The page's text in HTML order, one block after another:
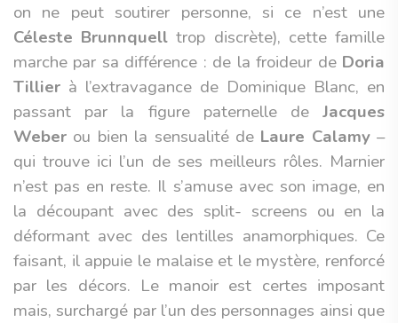
on ne peut soutirer personne, si ce n’est une
Céleste Brunnquell trop discrète), cette famille
marche par sa différence : de la froideur de Doria
Tillier à l’extravagance de Dominique Blanc, en
passant par la figure paternelle de Jacques
Weber ou bien la sensualité de Laure Calamy–
qui trouve ici l’un de ses meilleurs rôles. Marnier
n’est pas en reste. Il s’amuse avec son image, en
la découpant avec des split- screens ou en la
déformant avec des lentilles anamorphiques. Ce
faisant, il appuie le malaise et le mystère, renforcé
par les décors. Le manoir est certes imposant
mais, surchargé par l’un des personnages ainsi que